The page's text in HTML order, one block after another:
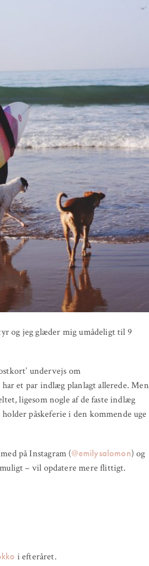
og jeg glæder mig umådeligt til 9
undervejs om
et par indlæg planlagt allerede. Men
ligesom nogle af de faste indlæg
påskeferie i den kommende uge
på Instagram (@emilysalomon) og
– vil opdatere mere flittigt.
i efteråret.